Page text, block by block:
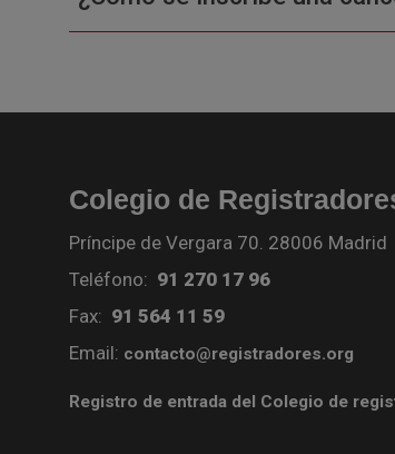
Colegio de
Príncipe de Vergara 70. 28006 Madrid
Teléfono: 91 270 17 96
Fax: 91 564 11 59
Email: contacto@registradores.org
Registro de entrada del Colegio de